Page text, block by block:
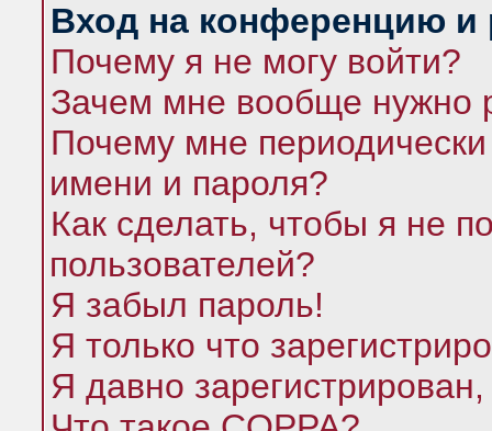
Вход на конференцию и
Почему я не могу войти?
Зачем мне вообще нужно
Почему мне
имени и пароля?
Как сделать, чтобы я не
пользователей?
Я забыл пароль!
Я только что
Я давно